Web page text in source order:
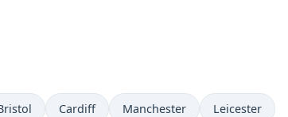
Cardiff Manchester Leicester